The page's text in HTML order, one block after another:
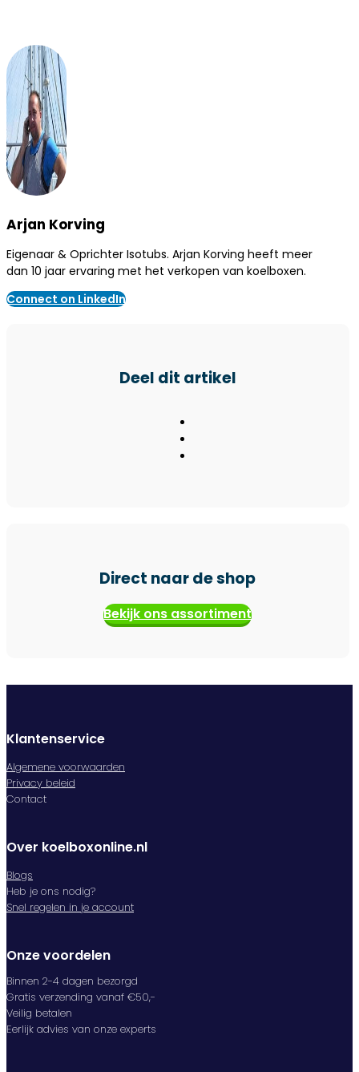
Arjan Korving
Eigenaar & Oprichter Isotubs. Arjan Korving heeft meer
dan 10 jaar ervaring met het verkopen van koelboxen.
Connect on LinkedIn
Deel dit artikel
Direct naar de shop
Bekijk ons assortiment
Klantenservice
Algemene voorwaarden
Privacy beleid
Contact
Over koelboxonline.nl
Blogs
Heb je ons nodig?
Snel regelen in je account
Onze voordelen
Binnen 2-4 dagen bezorgd
Gratis verzending vanaf €50,-
Veilig betalen
Eerlijk advies van onze experts